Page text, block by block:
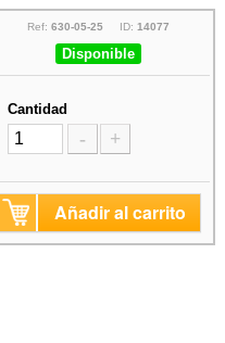
Ref: 630-05-25 ID: 14077
Disponible
Cantidad
- +
Añadir al carrito